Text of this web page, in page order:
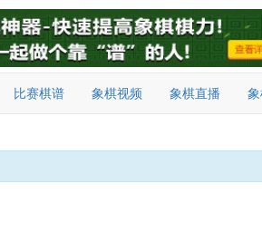
比赛棋谱 象棋视频 象棋直播